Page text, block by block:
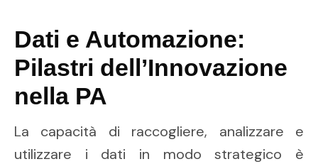
Dati e Automazione:
Pilastri dell’Innovazione
nella PA
La capacità di raccogliere, analizzare e
utilizzare i dati in modo strategico è